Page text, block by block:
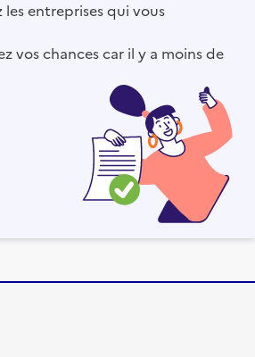
les entreprises qui vous
vos chances car il y a moins de
liens du site